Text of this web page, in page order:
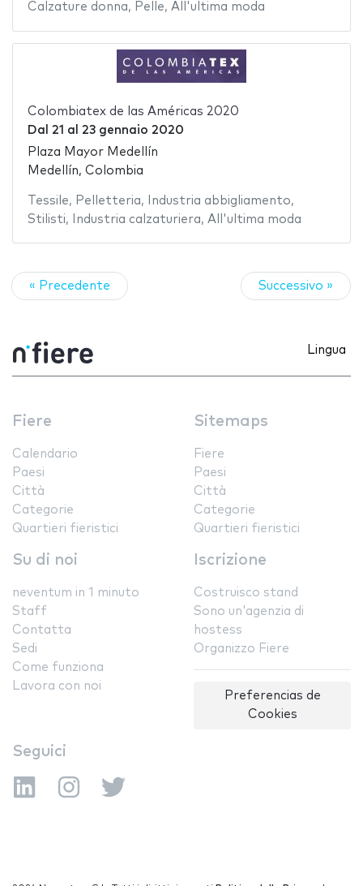
Calzature donna, Pelle, All'ultima moda
Colombiatex de las Américas 2020
Dal 21 al 23 gennaio 2020
Plaza Mayor Medellín
Medellín, Colombia
Tessile, Pelletteria, Industria abbigliamento,
Stilisti, Industria calzaturiera, All'ultima moda
« Precedente Successivo »
Lingua
Fiere
Calendario
Paesi
Città
Categorie
Quartieri fieristici
Sitemaps
Fiere
Paesi
Città
Categorie
Quartieri fieristici
Su di noi
neventum in 1 minuto
Staff
Contatta
Sedi
Come funziona
Lavora con noi
Iscrizione
Costruisco stand
Sono un'agenzia di
hostess
Organizzo Fiere
Preferencias de
Cookies
Seguici